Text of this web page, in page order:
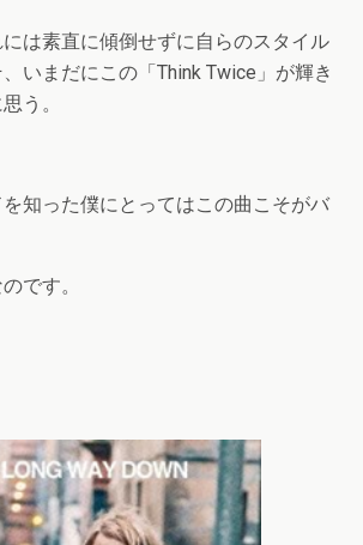
は素直に傾倒せずに自らのスタイル
いまだにこの「Think Twice」が輝き
う。
知った僕にとってはこの曲こそがバ
です。